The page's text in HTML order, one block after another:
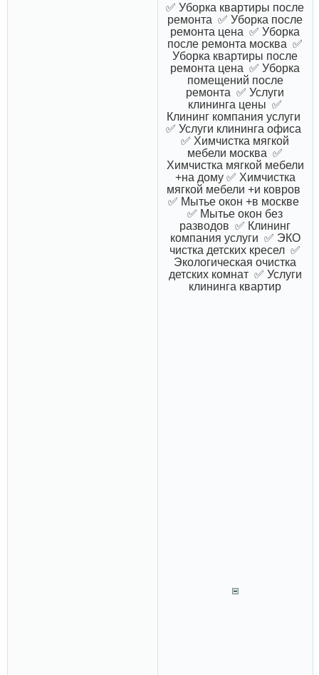
✅ Уборка квартиры после
ремонта ✅ Уборка после
ремонта цена ✅ Уборка
после ремонта москва ✅
Уборка квартиры после
ремонта цена ✅ Уборка
помещений после
ремонта ✅ Услуги
клининга цены ✅
Клининг компания услуги
✅ Услуги клининга офиса
✅ Химчистка мягкой
мебели москва ✅
Химчистка мягкой мебели
+на дому ✅ Химчистка
мягкой мебели +и ковров
✅ Мытье окон +в москве
✅ Мытье окон без
разводов ✅ Клининг
компания услуги ✅ ЭКО
чистка детских кресел ✅
Экологическая очистка
детских комнат ✅ Услуги
клининга квартир